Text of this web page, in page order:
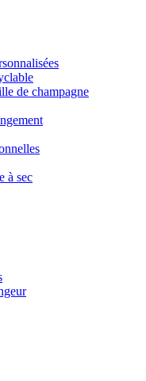
de champagne
à sec